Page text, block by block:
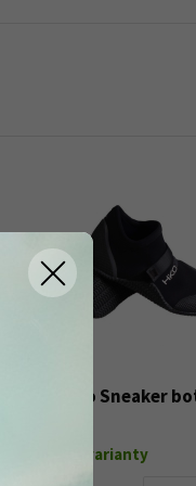
Hiko Sneaker
Skladem dle varianty